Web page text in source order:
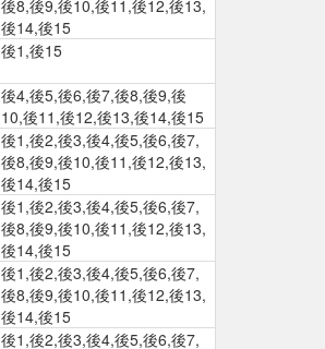
後8,後9,後10,後11,後12,後13,
後14,後15
後1,後15
後4,後5,後6,後7,後8,後9,後
10,後11,後12,後13,後14,後15
後1,後2,後3,後4,後5,後6,後7,
後8,後9,後10,後11,後12,後13,
後14,後15
後1,後2,後3,後4,後5,後6,後7,
後8,後9,後10,後11,後12,後13,
後14,後15
後1,後2,後3,後4,後5,後6,後7,
後8,後9,後10,後11,後12,後13,
後14,後15
後1,後2,後3,後4,後5,後6,後7,